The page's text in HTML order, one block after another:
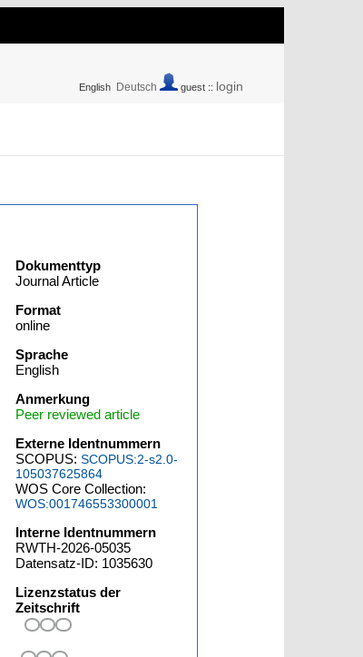
English Deutsch guest :: login
Dokumenttyp
Journal Article
Format
online
Sprache
English
Anmerkung
Peer reviewed article
Externe Identnummern
SCOPUS:SCOPUS:2-s2.0-
105037625864
WOS Core Collection:
WOS:001746553300001
Interne Identnummern
RWTH-2026-05035
Datensatz-ID: 1035630
Lizenzstatus der
Zeitschrift